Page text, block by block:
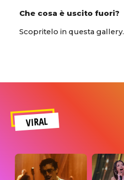
Che cosa è uscito fuori?
Scopritelo in questa gallery.
VIRAL